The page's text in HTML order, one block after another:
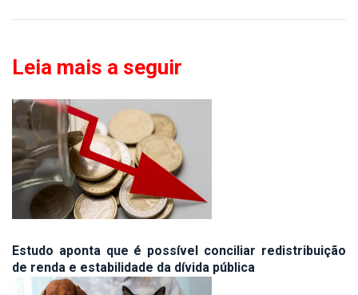
Leia mais a seguir
Estudo aponta que é possível conciliar redistribuição
de renda e estabilidade da dívida pública